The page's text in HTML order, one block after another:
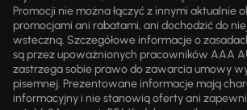
Promocji nie można łączyć z innymi aktualnie
promocjami ani rabatami, ani dochodzić do
wsteczną. Szczegółowe informacje o
są przez upoważnionych pracowników AAA
zastrzega sobie prawo do zawarcia umowy
pisemnej. Prezentowane informacje mają
informacyjny i nie stanowią oferty ani